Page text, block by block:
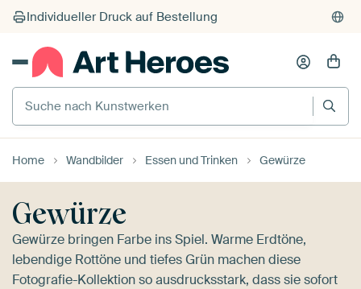
Suche nach Kunstwerken
Home Wandbilder Essen und Trinken Gewürze
Gewürze
Gewürze bringen Farbe ins Spiel. Warme Erdtöne,
lebendige Rottöne und tiefes Grün machen diese
Fotografie-Kollektion so ausdrucksstark, dass sie sofort